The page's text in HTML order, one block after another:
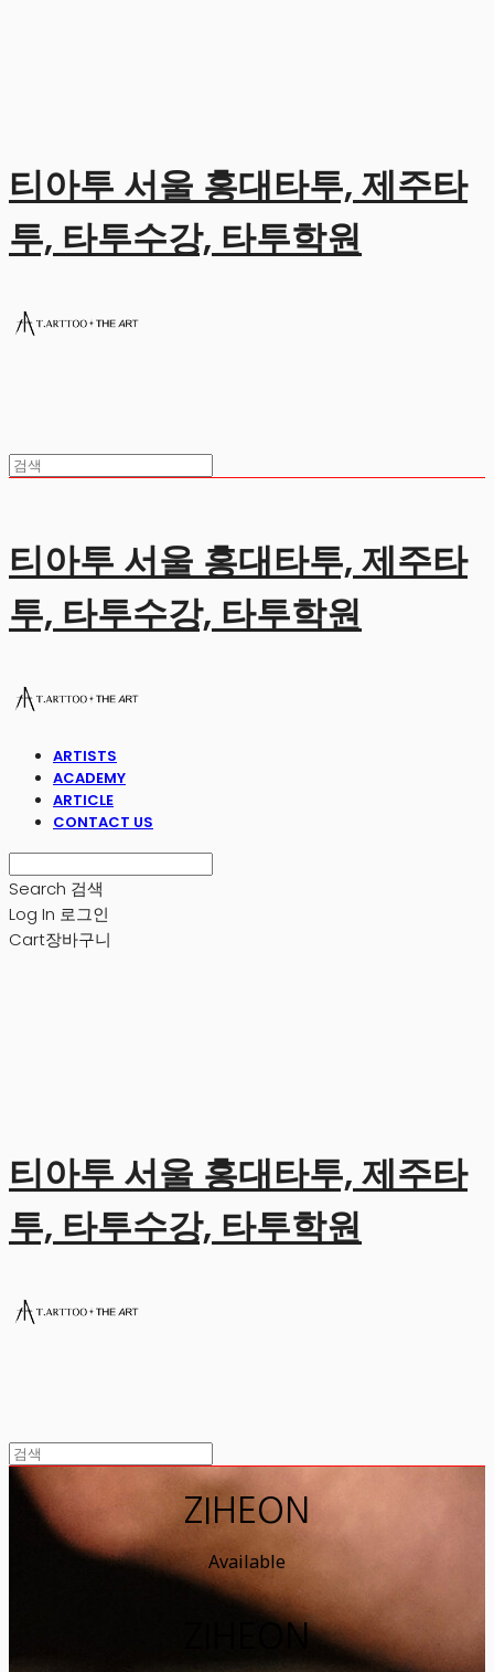
티아투 서울 홍대타투, 제주타
투, 타투수강, 타투학원
티아투 서울 홍대타투, 제주타
투, 타투수강, 타투학원
ARTISTS
ACADEMY
ARTICLE
CONTACT US
Search 검색
Log In 로그인
Cart장바구니
티아투 서울 홍대타투, 제주타
투, 타투수강, 타투학원
ZIHEON
Available
ZIHEON